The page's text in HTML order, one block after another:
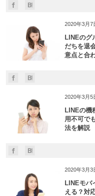
2020年3月7
LINEのグ
だちを退
意点と合
2020年3月5
LINEの機
用不可で
法を解説
2020年3月3
LINEモバ
える？対